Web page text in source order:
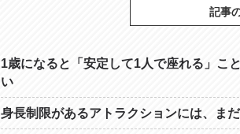
記事
1歳になると「安定して1人で座れる」こ
い
身長制限があるアトラクションには、ま